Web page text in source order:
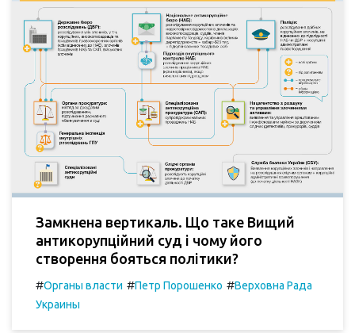
Замкнена вертикаль. Що таке Вищий
антикорупційний суд і чому його
створення бояться політики?
#Органы власти #Петр Порошенко #Верховна Рада
Украины